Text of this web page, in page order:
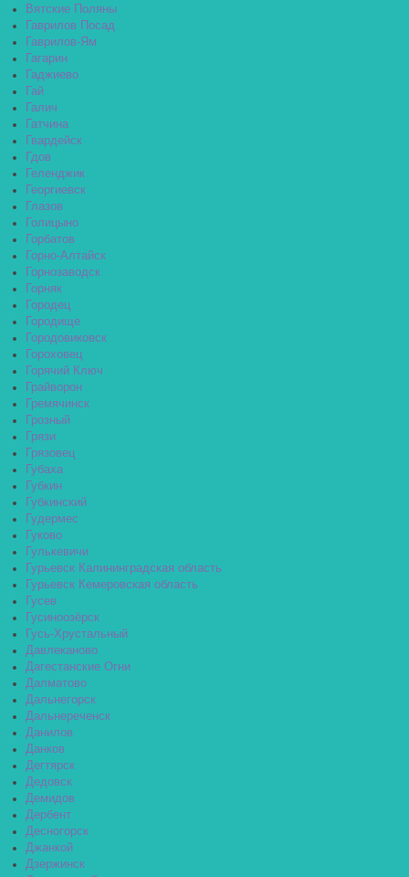
Вятские Поляны
Гаврилов Посад
Гаврилов-Ям
Гагарин
Гаджиево
Гай
Галич
Гатчина
Гвардейск
Гдов
Геленджик
Георгиевск
Глазов
Голицыно
Горбатов
Горно-Алтайск
Горнозаводск
Горняк
Городец
Городище
Городовиковск
Гороховец
Горячий Ключ
Грайворон
Гремячинск
Грозный
Грязи
Грязовец
Губаха
Губкин
Губкинский
Гудермес
Гуково
Гулькевичи
Гурьевск Калининградская область
Гурьевск Кемеровская область
Гусев
Гусиноозёрск
Гусь-Хрустальный
Давлеканово
Дагестанские Огни
Далматово
Дальнегорск
Дальнереченск
Данилов
Данков
Дегтярск
Дедовск
Демидов
Дербент
Десногорск
Джанкой
Дзержинск